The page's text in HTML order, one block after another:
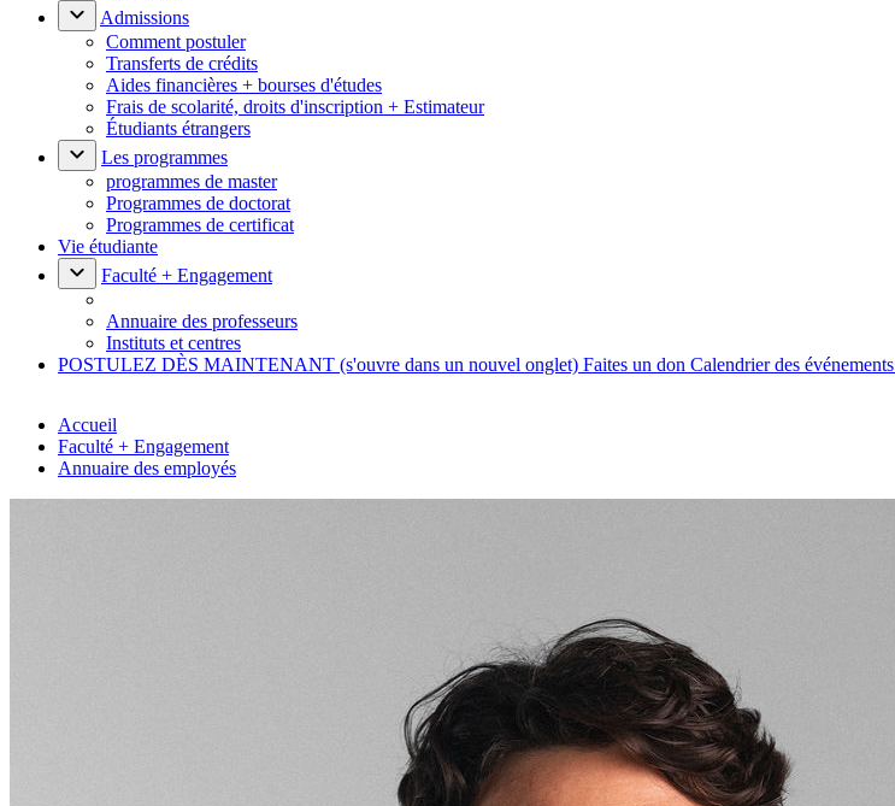
Admissions
Comment postuler
Transferts de crédits
Aides financières + bourses d'études
Frais de scolarité, droits d'inscription + Estimateur
Étudiants étrangers
Les programmes
programmes de master
Programmes de doctorat
Programmes de certificat
Vie étudiante
Faculté + Engagement
Annuaire des professeurs
Instituts et centres
POSTULEZ DÈS MAINTENANT (s'ouvre dans un nouvel onglet) Faites un don Calendrier des événements
Accueil
Faculté + Engagement
Annuaire des employés